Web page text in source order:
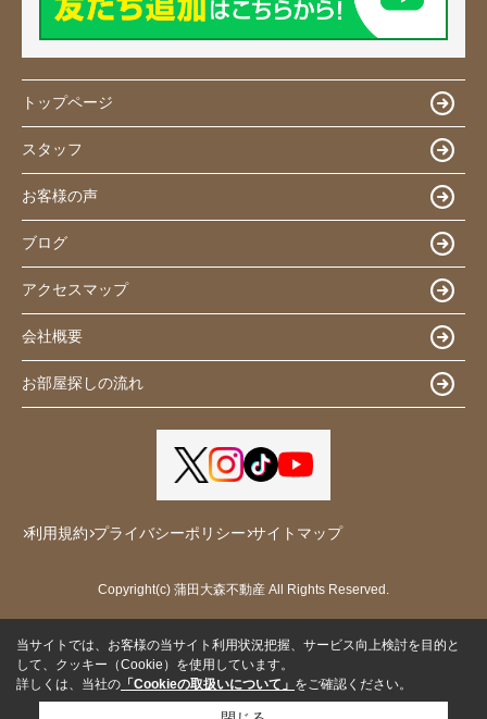
トップページ
スタッフ
お客様の声
ブログ
アクセスマップ
会社概要
お部屋探しの流れ
利用規約 プライバシーポリシー サイトマップ
Copyright(c) 蒲田大森不動産 All Rights Reserved.
当サイトでは、お客様の当サイト利用状況把握、サービス向上検討を目的と
して、クッキー（Cookie）を使用しています。
詳しくは、当社の 「Cookieの取扱いについて」 をご確認ください。